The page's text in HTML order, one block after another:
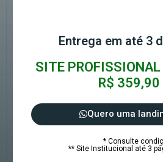
Entrega em até 3
SITE PROFISSIONAL
R$
Quero uma
* Consulte
** Site Institucional até 3